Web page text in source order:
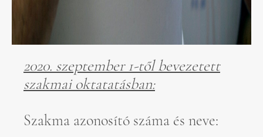
2020. szeptember 1-től bevezetett
szakmai oktatatásban:
Szakma azonosító száma és neve: